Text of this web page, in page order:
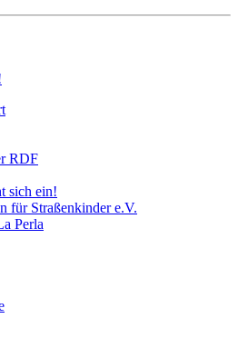
RDF
sich ein!
für Straßenkinder e.V.
Perla